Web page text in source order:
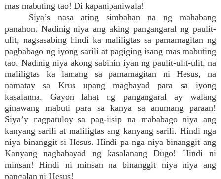
mas mabuting tao! Di kapanipaniwala!
Siya’s nasa ating simbahan na ng mahabang
panahon. Nadinig niya ang aking pangangaral ng paulit-
ulit, nagsasabing hindi ka maliligtas sa pamamagitan ng
pagbabago ng iyong sarili at pagiging isang mas mabuting
tao. Nadinig niya akong sabihin iyan ng paulit-ulit-ulit, na
maliligtas ka lamang sa pamamagitan ni Hesus, na
namatay sa Krus upang magbayad para sa iyong
kasalanna. Gayon lahat ng pangangaral ay walang
ginawang mabuti para sa kanya sa anumang paraan!
Siya’y nagpatuloy sa pag-iisip na mababago niya ang
kanyang sarili at maliligtas ang kanyang sarili. Hindi nga
niya binanggit si Hesus. Hindi pa nga niya binanggit ang
Kanyang nagbabayad ng kasalanang Dugo! Hindi ni
minsan! Hindi ni minsan na binanggit niya niya ang
pangalan ni Hesus!